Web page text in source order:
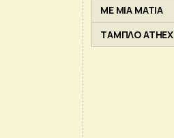
ΜΕ ΜΙΑ ΜΑΤΙΑ
ΤΑΜΠΛΟ ATHEX